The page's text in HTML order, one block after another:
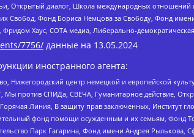
Открытый диалог, Школа международных
Свобод, Фонд Бориса Немцова за Свободу, Фонд
Хаус, СОТА медиа, Либерально-
7756/ данные на 13.05.2024
иностранного агента:
Нижегородский центр немецкой и европейской
против СПИДа, СВЕЧА, Гуманитарное действие,
Линия, В защиту прав заключенных,
фонд помощи осужденным и их семьям, Фонд
Парк Гагарина, Фонд имени Андрея